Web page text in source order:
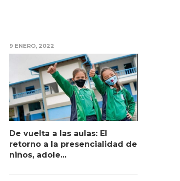
9 ENERO, 2022
De vuelta a las aulas: El
retorno a la presencialidad de
niños, adole...